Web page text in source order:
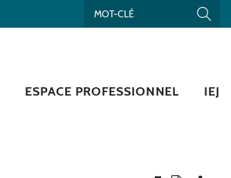
ESPACE PROFESSIONNEL IEJ